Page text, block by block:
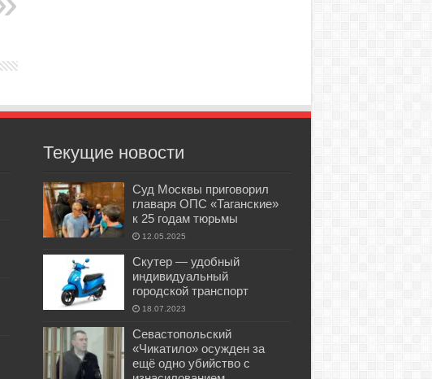
Текущие новости
Суд Москвы приговорил
главаря ОПС «Таганские»
к 25 годам тюрьмы
12.05.2025
Скутер — удобный
индивидуальный
городской транспорт
18.07.2023
Севастопольский
«Чикатило» осужден за
ещё одно убийство с